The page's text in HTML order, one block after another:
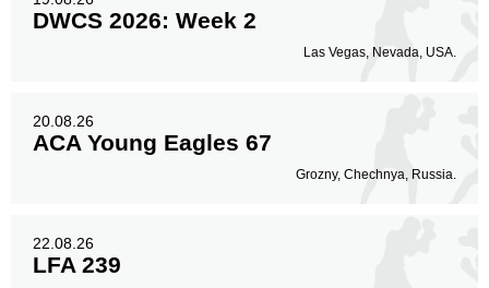
DWCS 2026: Week 2
Las Vegas, Nevada, USA.
20.08.26
ACA Young Eagles 67
Grozny, Chechnya, Russia.
22.08.26
LFA 239